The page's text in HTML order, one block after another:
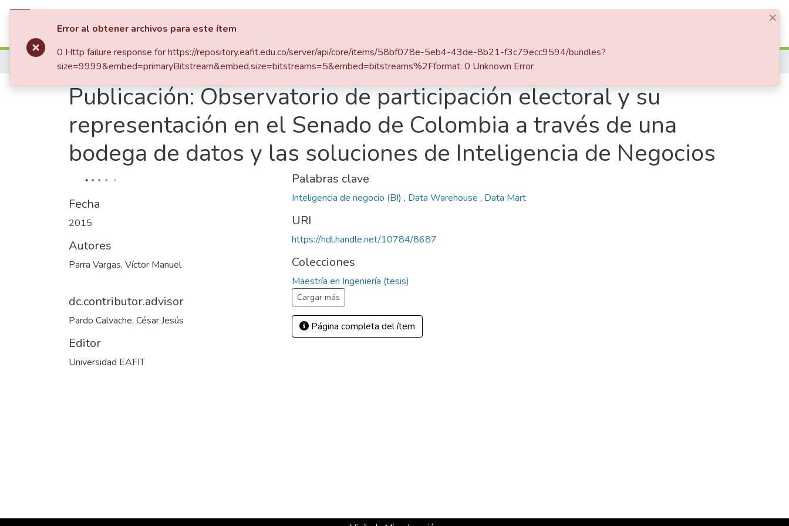
Comunidades Listar por
Inicio Tesis de Grado Escuela de Ciencias Aplicadas e Ingeniería Maestría en Ingeniería (tesis)
Publicación:Observatorio de participación electoral y su
representación en el Senado de Colombia a través de una
bodega de datos y las soluciones de Inteligencia de Negocios
Fecha
2015
Autores
Parra Vargas, Víctor Manuel
dc.contributor.advisor
Pardo Calvache, César Jesús
Editor
Universidad EAFIT
Palabras clave
Inteligencia de negocio (BI) , Data Warehouse , Data Mart
URI
https://hdl.handle.net/10784/8687
Colecciones
Maestría en Ingeniería (tesis)
Cargar más
Página completa del ítem
×
Error al obtener archivos para este ítem
0 Http failure response for https://repository.eafit.edu.co/server/api/core/items/58bf078e-5eb4-43de-8b21-f3c79ecc9594/bundles?
size=9999&embed=primaryBitstream&embed.size=bitstreams=5&embed=bitstreams%2Fformat: 0 Unknown Error